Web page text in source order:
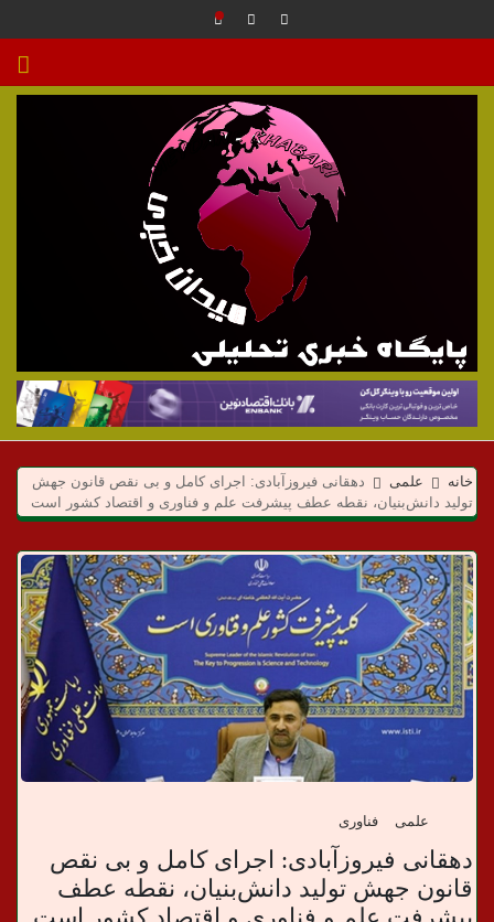
م
ی
د
ا
ن
خ
ب
ر
خانه علمی
دهقانی فیروزآبادی: اجرای کامل و بی نقص قانون جهش
تولید دانش‌بنیان، نقطه عطف پیشرفت علم و فناوری و اقتصاد کشور است
علمی فناوری
دهقانی فیروزآبادی: اجرای کامل و بی نقص
قانون جهش تولید دانش‌بنیان، نقطه عطف